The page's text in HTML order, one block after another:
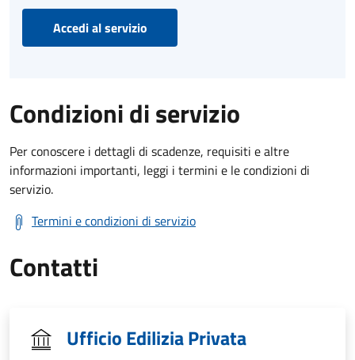
Accedi al servizio
Condizioni di servizio
Per conoscere i dettagli di scadenze, requisiti e altre
informazioni importanti, leggi i termini e le condizioni di
servizio.
Termini e condizioni di servizio
Contatti
Ufficio Edilizia Privata